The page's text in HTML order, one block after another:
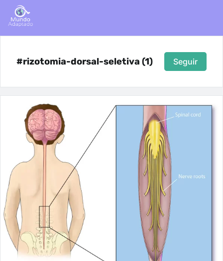
#rizotomia-dorsal-seletiva (1) Seguir